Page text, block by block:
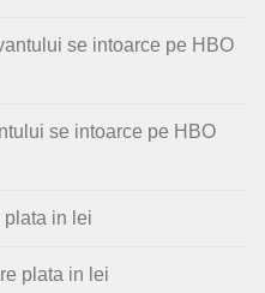
se intoarce pe HBO
se intoarce pe HBO
plata in lei
plata in lei